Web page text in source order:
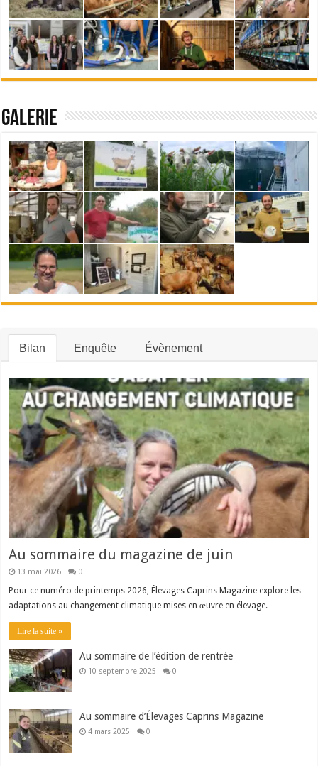
Galerie
Bilan Enquête Évènement
Au sommaire du magazine de juin
13 mai 2026 0
Pour ce numéro de printemps 2026, Élevages Caprins Magazine explore les
adaptations au changement climatique mises en œuvre en élevage.
Lire la suite »
Au sommaire de l’édition de rentrée
10 septembre 2025 0
Au sommaire d’Élevages Caprins Magazine
4 mars 2025 0